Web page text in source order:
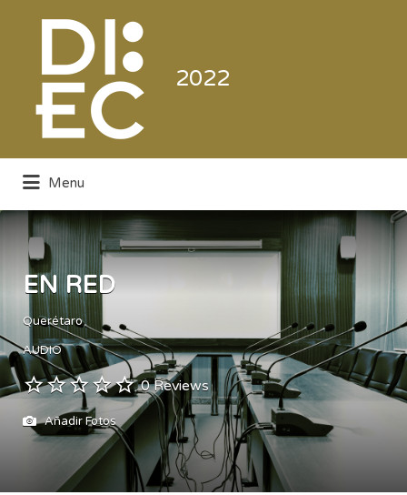
2022
Electrónica de Consumo y Comercial
Buscar
Menu
EN RED
Querétaro
AUDIO
0 Reviews
Añadir Fotos